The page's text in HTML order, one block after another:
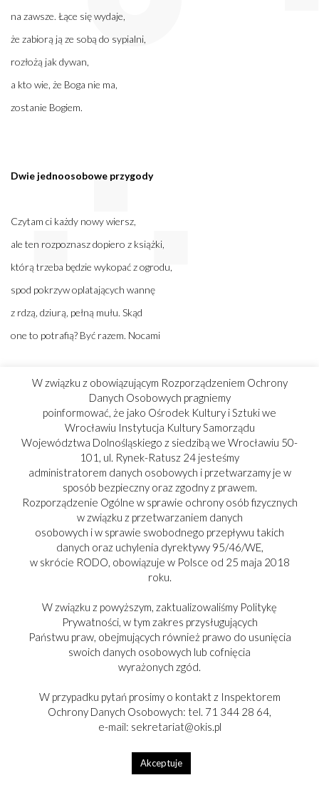
na zawsze. Łące się wydaje,
że zabiorą ją ze sobą do sypialni,
rozłożą jak dywan,
a kto wie, że Boga nie ma,
zostanie Bogiem.
Dwie jednoosobowe przygody
Czytam ci każdy nowy wiersz,
ale ten rozpoznasz dopiero z książki,
którą trzeba będzie wykopać z ogrodu,
spod pokrzyw oplatających wannę
z rdzą, dziurą, pełną mułu. Skąd
one to potrafią? Być razem. Nocami
się w niej kąpię, żeby przelała
we mnie czarę mocy,
ale jestem gorszy od dziury,
od dołu, w którym ta książka obudzi się
zakopana, zatęskni za powietrzem.
Zastanawiam się nie, czy zdążysz
ją wykopać, tylko skąd
to potrafisz.
Print screen 69
Od powtarzania spiera się
Że choćby nie ma takiego słowa?
W związku z obowiązującym Rozporządzeniem Ochrony
Danych Osobowych pragniemy
poinformować, że jako Ośrodek Kultury i Sztuki we
Wrocławiu Instytucja Kultury Samorządu
Województwa Dolnośląskiego z siedzibą we Wrocławiu 50-
101, ul. Rynek-Ratusz 24 jesteśmy
administratorem danych osobowych i przetwarzamy je w
sposób bezpieczny oraz zgodny z prawem.
Rozporządzenie Ogólne w sprawie ochrony osób fizycznych
w związku z przetwarzaniem danych
osobowych i w sprawie swobodnego przepływu takich
danych oraz uchylenia dyrektywy 95/46/WE,
w skrócie RODO, obowiązuje w Polsce od 25 maja 2018
roku.
W związku z powyższym, zaktualizowaliśmy Politykę
Prywatności, w tym zakres przysługujących
Państwu praw, obejmujących również prawo do usunięcia
swoich danych osobowych lub cofnięcia
wyrażonych zgód.
W przypadku pytań prosimy o kontakt z Inspektorem
Ochrony Danych Osobowych: tel. 71 344 28 64,
e-mail: sekretariat@okis.pl
Akceptuje